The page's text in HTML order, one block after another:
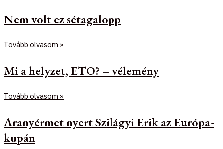
Nem volt ez sétagalopp
Tovább olvasom »
Mi a helyzet, ETO? – vélemény
Tovább olvasom »
Aranyérmet nyert Szilágyi Erik az Európa-
kupán